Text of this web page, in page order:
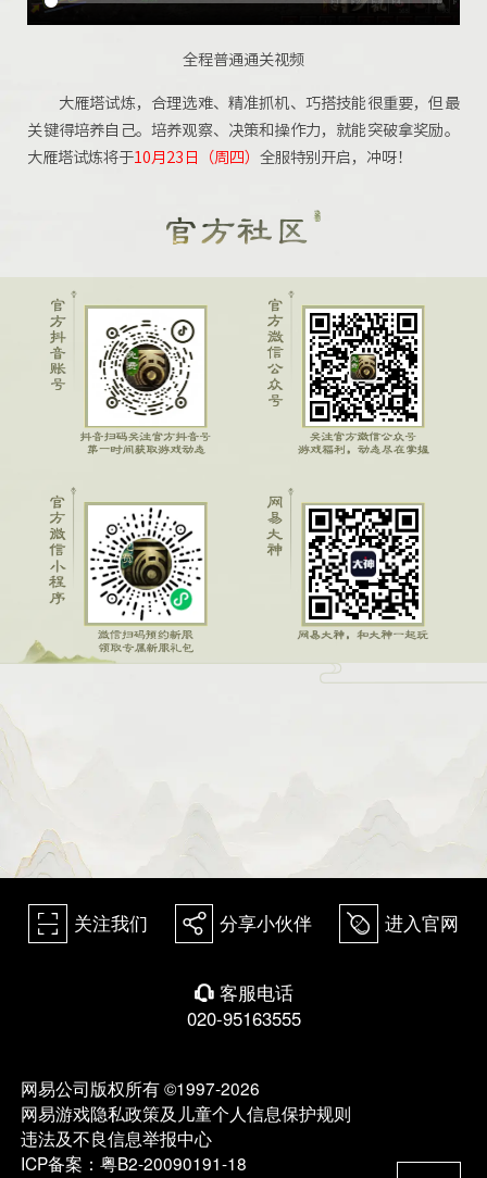
全程普通通关视频
大雁塔试炼，合理选难、精准抓机、巧搭技能很重要，但最
关键得培养自己。培养观察、决策和操作力，就能突破拿奖励。
大雁塔试炼将于10月23日（周四）全服特别开启，冲呀！
򰀁 关注我们 򰀂 分享小伙伴 򰀄 进入官网
򰀃 客服电话
020-95163555
网易公司版权所有 ©1997-2026
网易游戏隐私政策及儿童个人信息保护规则
违法及不良信息举报中心
ICP备案：粤B2-20090191-18